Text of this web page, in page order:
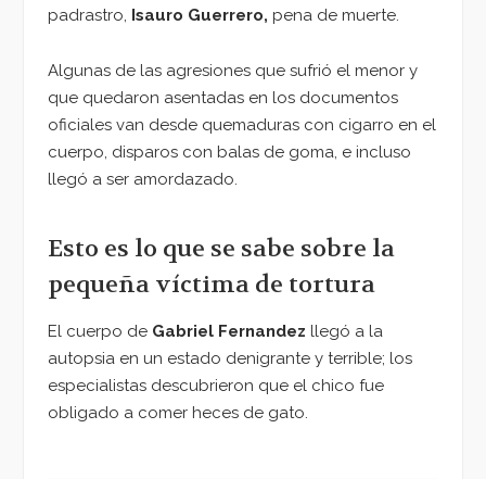
padrastro, Isauro Guerrero, pena de muerte.
Algunas de las agresiones que sufrió el menor y
que quedaron asentadas en los documentos
oficiales van desde quemaduras con cigarro en el
cuerpo, disparos con balas de goma, e incluso
llegó a ser amordazado.
Esto es lo que se sabe sobre la
pequeña víctima de tortura
El cuerpo de Gabriel Fernandez llegó a la
autopsia en un estado denigrante y terrible; los
especialistas descubrieron que el chico fue
obligado a comer heces de gato.